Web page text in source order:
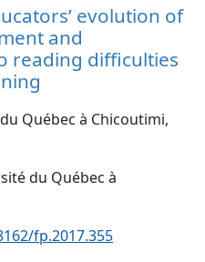
evolution of
and
reading difficulties
Québec à Chicoutimi,
du Québec à
fp.2017.355